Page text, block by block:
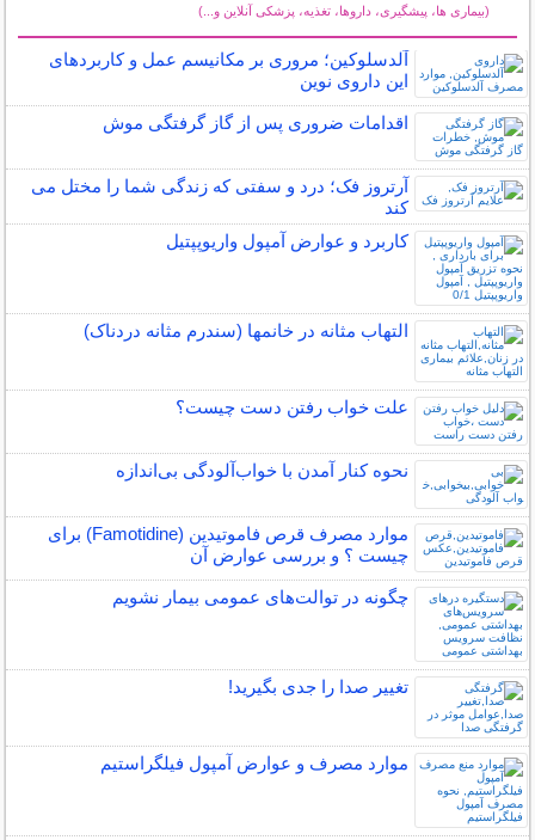
(بیماری ها، پیشگیری، داروها، تغذیه، پزشکی آنلاین و...)
آلدسلوکین؛ مروری بر مکانیسم عمل و کاربردهای
این داروی نوین
اقدامات ضروری پس از گاز گرفتگی موش
آرتروز فک؛ درد و سفتی که زندگی شما را مختل می
کند
کاربرد و عوارض آمپول واریوپپتیل
التهاب مثانه در خانمها (سندرم مثانه دردناک)
علت خواب رفتن دست چیست؟
نحوه کنار آمدن با خواب‌آلودگی بی‌اندازه
موارد مصرف قرص فاموتیدین (Famotidine) برای
چیست ؟ و بررسی عوارض آن
چگونه در توالت‌های عمومی بیمار نشویم
تغییر صدا را جدی بگیرید!
موارد مصرف و عوارض آمپول فیلگراستیم